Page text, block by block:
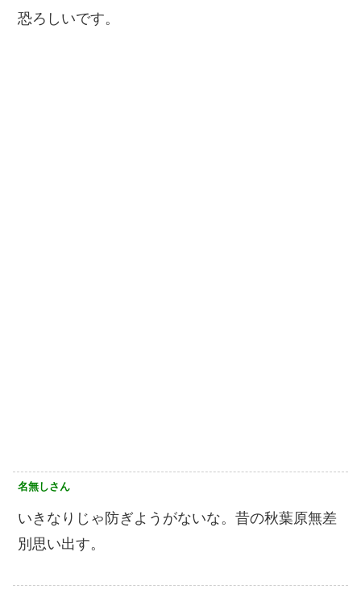
恐ろしいです。
名無しさん
いきなりじゃ防ぎようがないな。昔の秋葉原無差
別思い出す。